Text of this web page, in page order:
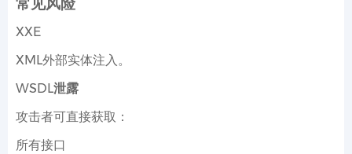
XXE
XML外部实体注入。
WSDL泄露
攻击者可直接获取：
所有接口